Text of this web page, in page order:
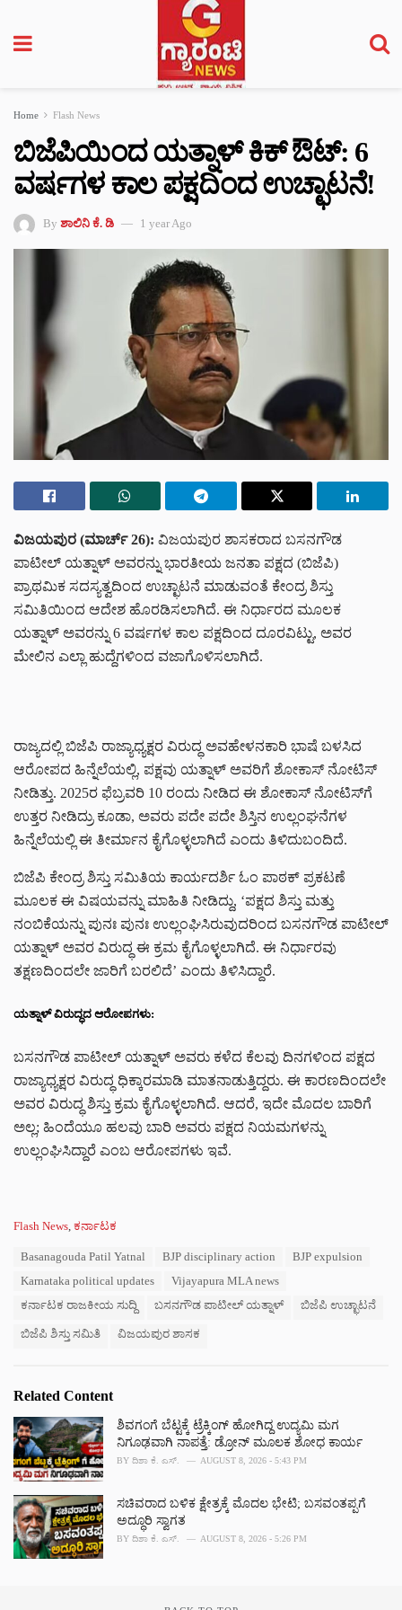
Home Flash News
ಬಿಜೆಪಿಯಿಂದ ಯತ್ನಾಳ್ ಕಿಕ್‌ ಔಟ್: 6
ವರ್ಷಗಳ ಕಾಲ ಪಕ್ಷದಿಂದ ಉಚ್ಛಾಟನೆ!
By ಶಾಲಿನಿ ಕೆ. ಡಿ 1 year Ago
ವಿಜಯಪುರ (ಮಾರ್ಚ್ 26): ವಿಜಯಪುರ ಶಾಸಕರಾದ ಬಸನಗೌಡ
ಪಾಟೀಲ್ ಯತ್ನಾಳ್ ಅವರನ್ನು ಭಾರತೀಯ ಜನತಾ ಪಕ್ಷದ (ಬಿಜೆಪಿ)
ಪ್ರಾಥಮಿಕ ಸದಸ್ಯತ್ವದಿಂದ ಉಚ್ಛಾಟನೆ ಮಾಡುವಂತೆ ಕೇಂದ್ರ ಶಿಸ್ತು
ಸಮಿತಿಯಿಂದ ಆದೇಶ ಹೊರಡಿಸಲಾಗಿದೆ. ಈ ನಿರ್ಧಾರದ ಮೂಲಕ
ಯತ್ನಾಳ್ ಅವರನ್ನು 6 ವರ್ಷಗಳ ಕಾಲ ಪಕ್ಷದಿಂದ ದೂರವಿಟ್ಟು, ಅವರ
ಮೇಲಿನ ಎಲ್ಲಾ ಹುದ್ದೆಗಳಿಂದ ವಜಾಗೊಳಿಸಲಾಗಿದೆ.
ರಾಜ್ಯದಲ್ಲಿ ಬಿಜೆಪಿ ರಾಜ್ಯಾಧ್ಯಕ್ಷರ ವಿರುದ್ಧ ಅವಹೇಳನಕಾರಿ ಭಾಷೆ ಬಳಸಿದ
ಆರೋಪದ ಹಿನ್ನೆಲೆಯಲ್ಲಿ, ಪಕ್ಷವು ಯತ್ನಾಳ್ ಅವರಿಗೆ ಶೋಕಾಸ್ ನೋಟಿಸ್
ನೀಡಿತ್ತು. 2025ರ ಫೆಬ್ರವರಿ 10 ರಂದು ನೀಡಿದ ಈ ಶೋಕಾಸ್ ನೋಟಿಸ್‌ಗೆ
ಉತ್ತರ ನೀಡಿದ್ರು ಕೂಡಾ, ಅವರು ಪದೇ ಪದೇ ಶಿಸ್ತಿನ ಉಲ್ಲಂಘನೆಗಳ
ಹಿನ್ನೆಲೆಯಲ್ಲಿ ಈ ತೀರ್ಮಾನ ಕೈಗೊಳ್ಳಲಾಗಿದೆ ಎಂದು ತಿಳಿದುಬಂದಿದೆ.
ಬಿಜೆಪಿ ಕೇಂದ್ರ ಶಿಸ್ತು ಸಮಿತಿಯ ಕಾರ್ಯದರ್ಶಿ ಓಂ ಪಾಠಕ್ ಪ್ರಕಟಣೆ
ಮೂಲಕ ಈ ವಿಷಯವನ್ನು ಮಾಹಿತಿ ನೀಡಿದ್ದು, ‘ಪಕ್ಷದ ಶಿಸ್ತು ಮತ್ತು
ನಂಬಿಕೆಯನ್ನು ಪುನಃ ಪುನಃ ಉಲ್ಲಂಘಿಸಿರುವುದರಿಂದ ಬಸನಗೌಡ ಪಾಟೀಲ್
ಯತ್ನಾಳ್ ಅವರ ವಿರುದ್ಧ ಈ ಕ್ರಮ ಕೈಗೊಳ್ಳಲಾಗಿದೆ. ಈ ನಿರ್ಧಾರವು
ತಕ್ಷಣದಿಂದಲೇ ಜಾರಿಗೆ ಬರಲಿದೆ’ ಎಂದು ತಿಳಿಸಿದ್ದಾರೆ.
ಯತ್ನಾಳ್ ವಿರುದ್ಧದ ಆರೋಪಗಳು:
ಬಸನಗೌಡ ಪಾಟೀಲ್ ಯತ್ನಾಳ್ ಅವರು ಕಳೆದ ಕೆಲವು ದಿನಗಳಿಂದ ಪಕ್ಷದ
ರಾಜ್ಯಾಧ್ಯಕ್ಷರ ವಿರುದ್ಧ ಧಿಕ್ಕಾರಮಾಡಿ ಮಾತನಾಡುತ್ತಿದ್ದರು. ಈ ಕಾರಣದಿಂದಲೇ
ಅವರ ವಿರುದ್ಧ ಶಿಸ್ತು ಕ್ರಮ ಕೈಗೊಳ್ಳಲಾಗಿದೆ. ಆದರೆ, ಇದೇ ಮೊದಲ ಬಾರಿಗೆ
ಅಲ್ಲ; ಹಿಂದೆಯೂ ಹಲವು ಬಾರಿ ಅವರು ಪಕ್ಷದ ನಿಯಮಗಳನ್ನು
ಉಲ್ಲಂಘಿಸಿದ್ದಾರೆ ಎಂಬ ಆರೋಪಗಳು ಇವೆ.
C
Flash News, ಕರ್ನಾಟಕ
Basanagouda Patil Yatnal BJP disciplinary action
BJP expulsion
Karnataka political updates
Vijayapura MLA news
ಕರ್ನಾಟಕ ರಾಜಕೀಯ ಸುದ್ದಿ
ಬಸನಗೌಡ ಪಾಟೀಲ್ ಯತ್ನಾಳ್ ಬಿಜೆಪಿ ಉಚ್ಛಾಟನೆ
ಬಿಜೆಪಿ ಶಿಸ್ತು ಸಮಿತಿ ವಿಜಯಪುರ ಶಾಸಕ
Related Content
ಶಿವಗಂಗೆ ಬೆಟ್ಟಕ್ಕೆ ಟ್ರೆಕ್ಕಿಂಗ್ ಹೋಗಿದ್ದ ಉದ್ಯಮಿ ಮಗ
ನಿಗೂಢವಾಗಿ ನಾಪತ್ತೆ: ಡ್ರೋನ್ ಮೂಲಕ ಶೋಧ ಕಾರ್ಯ
BY ದಿಶಾ ಕೆ. ಎಸ್. AUGUST 8, 2026 - 5:43 PM
ಸಚಿವರಾದ ಬಳಿಕ ಕ್ಷೇತ್ರಕ್ಕೆ ಮೊದಲ ಭೇಟಿ; ಬಸವಂತಪ್ಪಗೆ
ಅದ್ಧೂರಿ ಸ್ವಾಗತ
BY ದಿಶಾ ಕೆ. ಎಸ್. AUGUST 8, 2026 - 5:26 PM